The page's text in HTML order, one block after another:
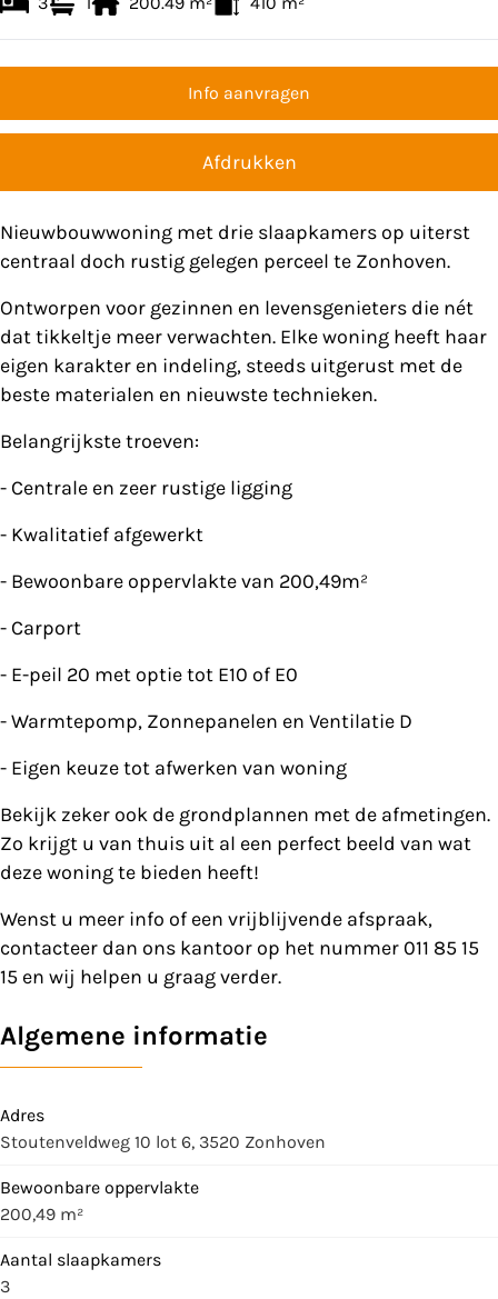
Info aanvragen
Afdrukken
Nieuwbouwwoning met drie slaapkamers op uiterst
centraal doch rustig gelegen perceel te Zonhoven.
Ontworpen voor gezinnen en levensgenieters die nét
dat tikkeltje meer verwachten. Elke woning heeft haar
eigen karakter en indeling, steeds uitgerust met de
beste materialen en nieuwste technieken.
Belangrijkste troeven:
- Centrale en zeer rustige ligging
- Kwalitatief afgewerkt
- Bewoonbare oppervlakte van 200,49m²
- Carport
- E-peil 20 met optie tot E10 of E0
- Warmtepomp, Zonnepanelen en Ventilatie D
- Eigen keuze tot afwerken van woning
Bekijk zeker ook de grondplannen met de afmetingen.
Zo krijgt u van thuis uit al een perfect beeld van wat
deze woning te bieden heeft!
Wenst u meer info of een vrijblijvende afspraak,
contacteer dan ons kantoor op het nummer 011 85 15
15 en wij helpen u graag verder.
Algemene informatie
Adres
Stoutenveldweg 10 lot 6, 3520 Zonhoven
Bewoonbare oppervlakte
200,49 m²
Aantal slaapkamers
3